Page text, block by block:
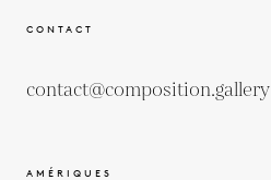
CONTACT
contact@composition.gallery
AMÉRIQUES